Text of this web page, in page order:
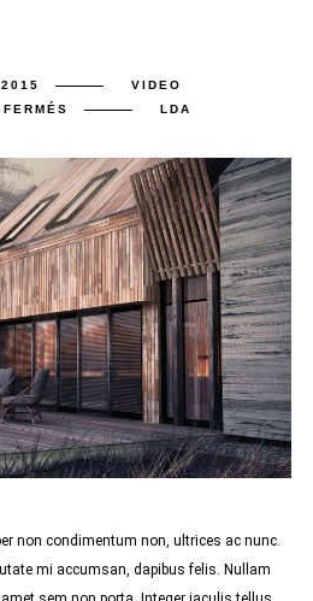
VIDEO
SUR
LDA
non condimentum non, ultrices ac nunc.
mi accumsan, dapibus felis. Nullam